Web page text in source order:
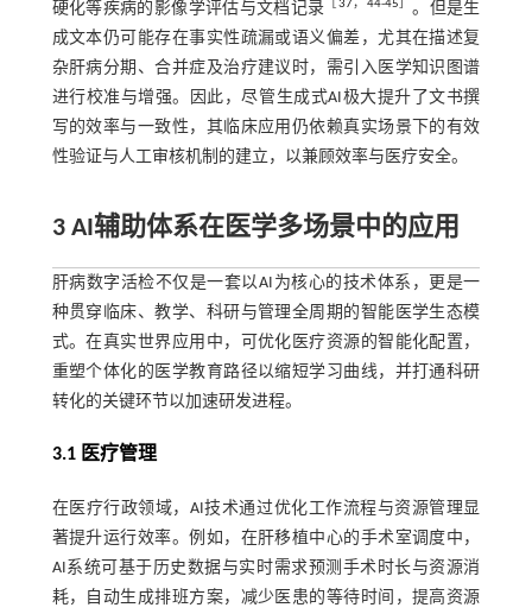
硬化等疾病的影像学评估与文档记录
37， 44-45
。但是生
成文本仍可能存在事实性疏漏或语义偏差，尤其在描述复
杂肝病分期、合并症及治疗建议时，需引入医学知识图谱
进行校准与增强。因此，尽管生成式AI极大提升了文书撰
写的效率与一致性，其临床应用仍依赖真实场景下的有效
性验证与人工审核机制的建立，以兼顾效率与医疗安全。
3 AI辅助体系在医学多场景中的应用
肝病数字活检不仅是一套以AI为核心的技术体系，更是一
种贯穿临床、教学、科研与管理全周期的智能医学生态模
式。在真实世界应用中，可优化医疗资源的智能化配置，
重塑个体化的医学教育路径以缩短学习曲线，并打通科研
转化的关键环节以加速研发进程。
3.1 医疗管理
在医疗行政领域，AI技术通过优化工作流程与资源管理显
著提升运行效率。例如，在肝移植中心的手术室调度中，
AI系统可基于历史数据与实时需求预测手术时长与资源消
耗，自动生成排班方案，减少医患的等待时间，提高资源